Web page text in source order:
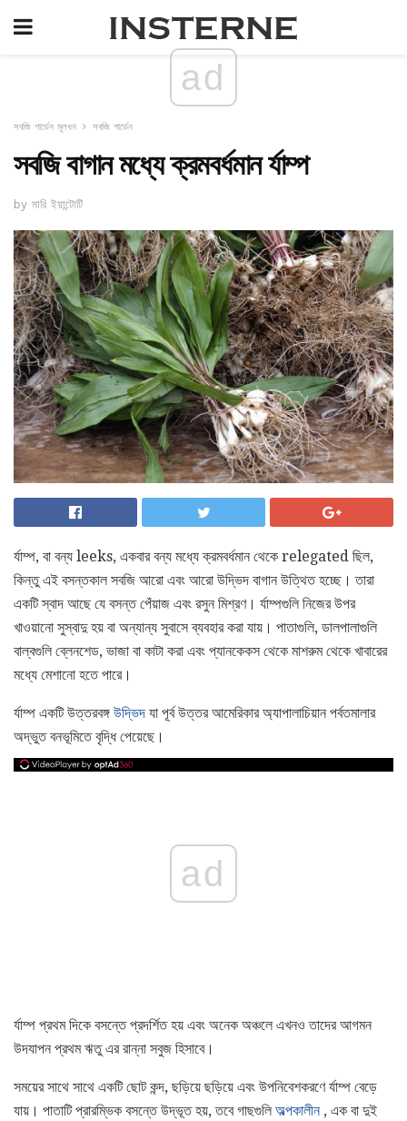
ad
সবজি গার্ডেন মূলধন সবজি গার্ডেন
সবজি বাগান মধ্যে ক্রমবর্ধমান র্যাম্প
by মারি ইয়ান্টোটি
র্যাম্প, বা বন্য leeks, একবার বন্য মধ্যে ক্রমবর্ধমান থেকে relegated ছিল,
কিন্তু এই বসন্তকাল সবজি আরো এবং আরো উদ্ভিদ বাগান উত্থিত হচ্ছে। তারা
একটি স্বাদ আছে যে বসন্ত পেঁয়াজ এবং রসুন মিশ্রণ। র্যাম্পগুলি নিজের উপর
খাওয়ানো সুস্বাদু হয় বা অন্যান্য সুবাসে ব্যবহার করা যায়। পাতাগুলি, ডালপালাগুলি
বাল্বগুলি ব্লেনশেড, ভাজা বা কাটা করা এবং প্যানকেকস থেকে মাশরুম থেকে খাবারের
মধ্যে মেশানো হতে পারে।
র্যাম্প একটি উত্তরবঙ্গ উদ্ভিদ যা পূর্ব উত্তর আমেরিকার অ্যাপালাচিয়ান পর্বতমালার
অদ্ভুত বনভূমিতে বৃদ্ধি পেয়েছে।
ad
র্যাম্প প্রথম দিকে বসন্তে প্রদর্শিত হয় এবং অনেক অঞ্চলে এখনও তাদের আগমন
উদযাপন প্রথম ঋতু এর রান্না সবুজ হিসাবে।
সময়ের সাথে সাথে একটি ছোট কন্দ, ছড়িয়ে ছড়িয়ে এবং উপনিবেশকরণে র্যাম্প বেড়ে
যায়। পাতাটি প্রারম্ভিক বসন্তে উদ্ভূত হয়, তবে গাছগুলি অল্পকালীন, এক বা দুই